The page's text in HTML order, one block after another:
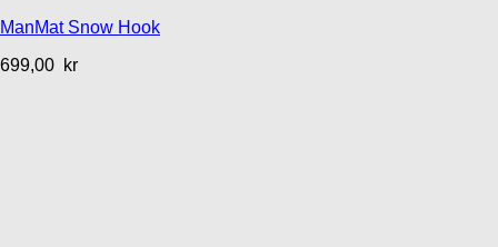
ManMat Snow Hook
699,00 kr